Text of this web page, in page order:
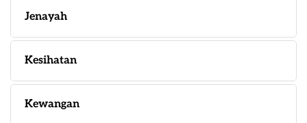
Jenayah
Kesihatan
Kewangan